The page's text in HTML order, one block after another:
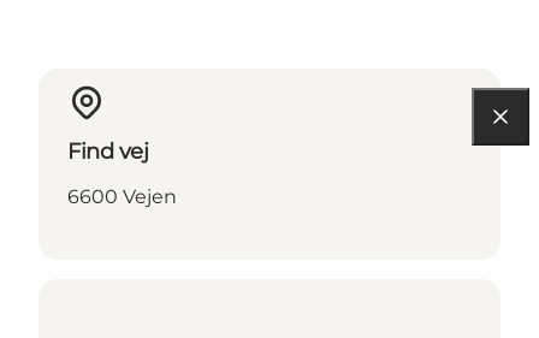
Find vej
6600 Vejen